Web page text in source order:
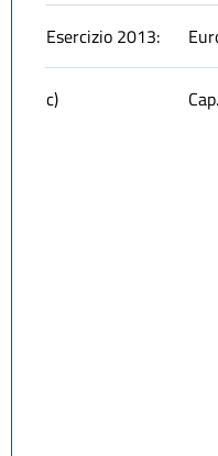
Esercizio 2013:
c)